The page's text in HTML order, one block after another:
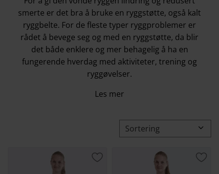
smerte er det bra å bruke en ryggstøtte, også kalt
ryggbelte. For de fleste typer ryggproblemer er
rådet å bevege seg og med en ryggstøtte, da blir
det både enklere og mer behagelig å ha en
fungerende hverdag med aktiviteter, trening og
ryggøvelser.
Les mer
Velg sorteringsmetode
Lagre som favoritt